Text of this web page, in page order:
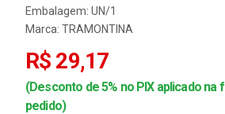
Embalagem: UN/1
Marca: TRAMONTINA
R$ 29,17
(Desconto de 5% no PIX aplicado na
pedido)